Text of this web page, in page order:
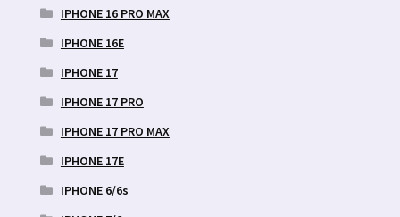
IPHONE 16 PRO MAX
IPHONE 16E
IPHONE 17
IPHONE 17 PRO
IPHONE 17 PRO MAX
IPHONE 17E
IPHONE 6/6s